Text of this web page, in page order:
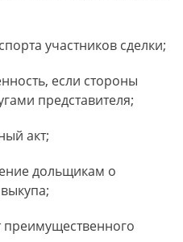
участников сделки;
если стороны
представителя;
акт;
дольщикам о
преимущественного